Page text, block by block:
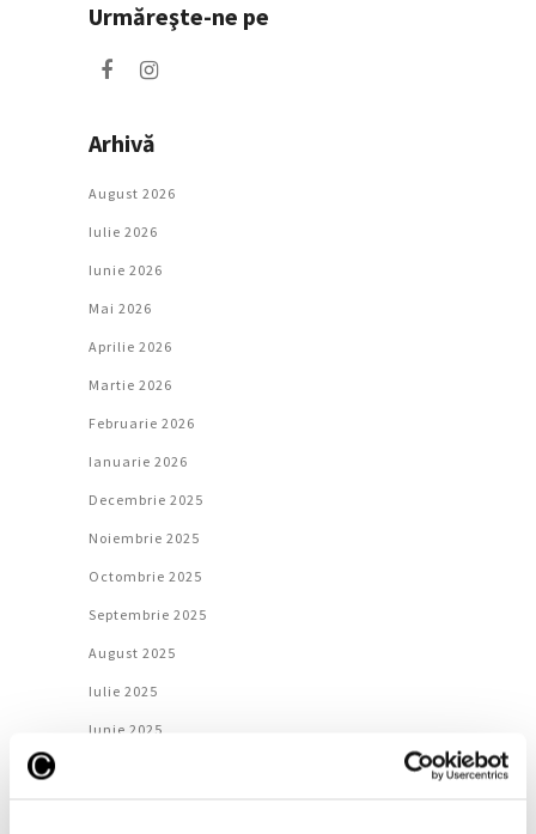
Urmăreşte-ne pe
Arhivă
August 2026
Iulie 2026
Iunie 2026
Mai 2026
Aprilie 2026
Martie 2026
Februarie 2026
Ianuarie 2026
Decembrie 2025
Noiembrie 2025
Octombrie 2025
Septembrie 2025
August 2025
Iulie 2025
Iunie 2025